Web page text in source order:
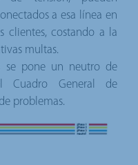
a esa línea en
clientes, costando a la
multas.
se pone un neutro de
Cuadro General de
problemas.